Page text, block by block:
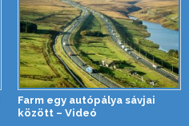
Farm egy autópálya sávjai
között – Videó